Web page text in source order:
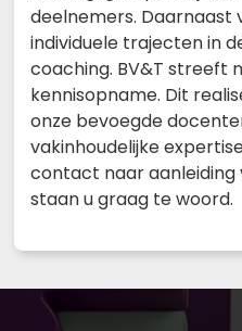
deelnemers. Daarnaast
individuele trajecten in
coaching. BV&T streeft
kennisopname. Dit
onze bevoegde
vakinhoudelijke
contact naar aanleiding
staan u graag te woord.